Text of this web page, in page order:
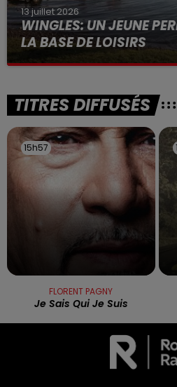
13 juillet 2026
WINGLES: UN JEUNE
LA BASE DE LOISIRS
La victime a coulé à pic
TITRES DIFFUSÉS
15h57
15h57
FLORENT PAGNY
Je Sais Qui Je Suis